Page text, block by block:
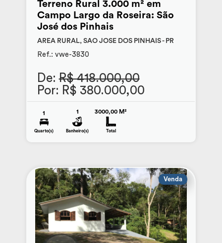
Terreno Rural 3.000 m² em
Campo Largo da Roseira: São
José dos Pinhais
AREA RURAL, SAO JOSE DOS PINHAIS - PR
Ref.: vwe-3830
De:R$ 418.000,00
Por: R$ 380.000,00
1
Quarto(s)
1
Banheiro(s)
3000,00 M²
Total
Venda